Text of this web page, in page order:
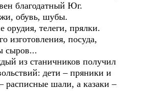
благодатный Юг.
обувь, шубы.
орудия, телеги, прялки.
изготовления, посуда,
сыров...
из станичников получил
дети – пряники и
расписные шали, а казаки –